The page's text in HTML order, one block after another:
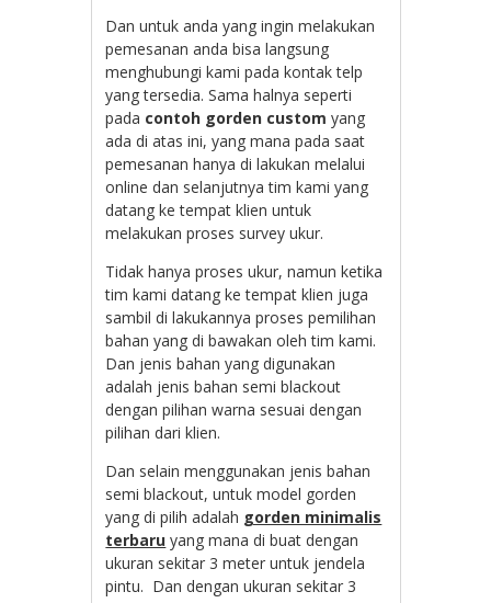
Dan untuk anda yang ingin melakukan
pemesanan anda bisa langsung
menghubungi kami pada kontak telp
yang tersedia. Sama halnya seperti
pada contoh gorden custom yang
ada di atas ini, yang mana pada saat
pemesanan hanya di lakukan melalui
online dan selanjutnya tim kami yang
datang ke tempat klien untuk
melakukan proses survey ukur.
Tidak hanya proses ukur, namun ketika
tim kami datang ke tempat klien juga
sambil di lakukannya proses pemilihan
bahan yang di bawakan oleh tim kami.
Dan jenis bahan yang digunakan
adalah jenis bahan semi blackout
dengan pilihan warna sesuai dengan
pilihan dari klien.
Dan selain menggunakan jenis bahan
semi blackout, untuk model gorden
yang di pilih adalah gorden minimalis
terbaru yang mana di buat dengan
ukuran sekitar 3 meter untuk jendela
pintu. Dan dengan ukuran sekitar 3